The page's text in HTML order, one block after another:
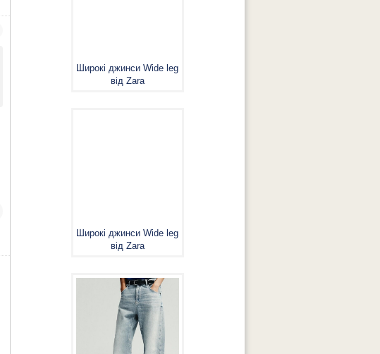
Широкі джинси Wide leg
від Zara
Широкі джинси Wide leg
від Zara